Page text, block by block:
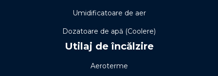
Umidificatoare de aer
Dozatoare de apă (Coolere)
Utilaj de încălzire
Aeroterme